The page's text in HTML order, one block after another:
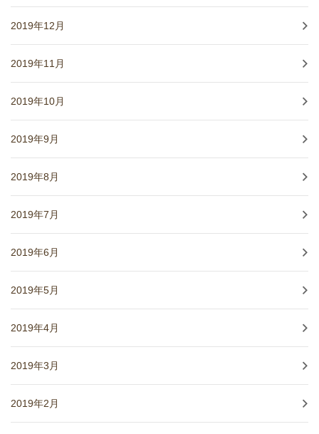
2019年12月
2019年11月
2019年10月
2019年9月
2019年8月
2019年7月
2019年6月
2019年5月
2019年4月
2019年3月
2019年2月